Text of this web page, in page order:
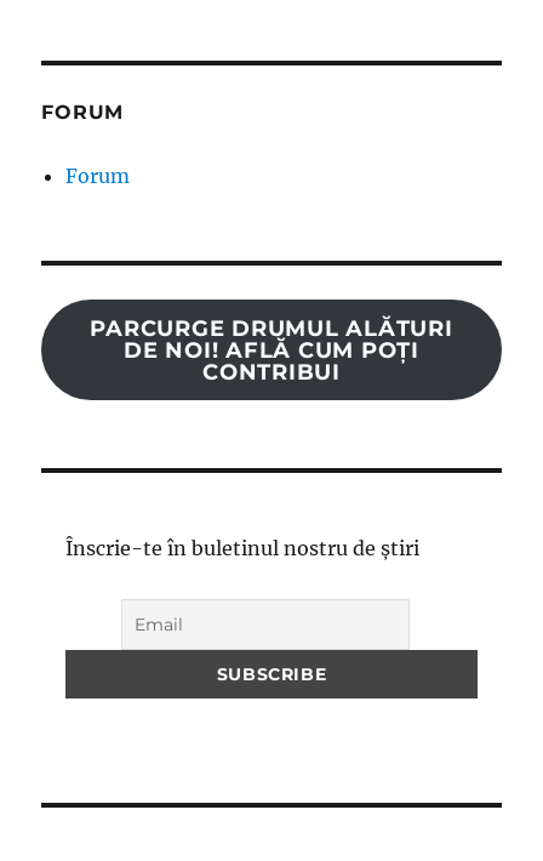
FORUM
Forum
PARCURGE DRUMUL ALĂTURI
DE NOI! AFLĂ CUM POȚI
CONTRIBUI
Înscrie-te în buletinul nostru de știri